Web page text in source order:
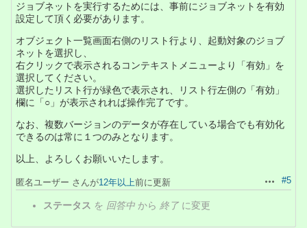
ジョブネットを実行するためには、事前にジョブネットを有効
設定して頂く必要があります。
オブジェクト一覧画面右側のリスト行より、起動対象のジョブ
ネットを選択し、
右クリックで表示されるコンテキストメニューより「有効」を
選択してください。
選択したリスト行が緑色で表示され、リスト行左側の「有効」
欄に「○」が表示されれば操作完了です。
なお、複数バージョンのデータが存在している場合でも有効化
できるのは常に１つのみとなります。
以上、よろしくお願いいたします。
操作#5
匿名ユーザー さんが12年以上前に更新
ステータス を 回答中 から 終了 に変更